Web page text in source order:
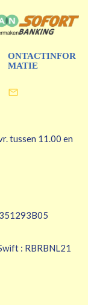
ONTACTINFOR
MATIE

tussen 11.00 en
: RBRBNL21